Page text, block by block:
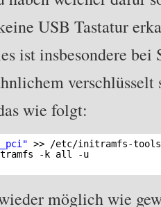
USB Tastatur
ist insbesondere bei
wie folgt:
>>
/etc/initramfs-tools/
-k all -u
möglich wie